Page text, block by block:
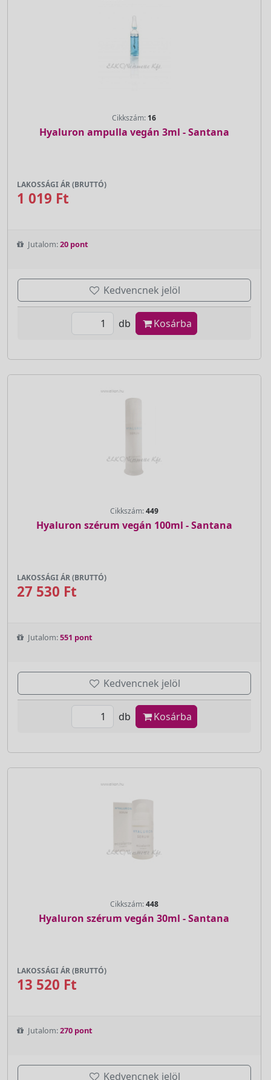
Cikkszám: 16
Hyaluron ampulla vegán 3ml - Santana
LAKOSSÁGI ÁR (BRUTTÓ)
1 019 Ft
Jutalom:20 pont
Kedvencnek jelöl
db Kosárba
Cikkszám:449
Hyaluron szérum vegán 100ml - Santana
LAKOSSÁGI ÁR (BRUTTÓ)
27 530 Ft
Jutalom:551 pont
Kedvencnek jelöl
db Kosárba
Cikkszám:448
Hyaluron szérum vegán 30ml - Santana
LAKOSSÁGI ÁR (BRUTTÓ)
13 520 Ft
Jutalom:270 pont
Kedvencnek jelöl